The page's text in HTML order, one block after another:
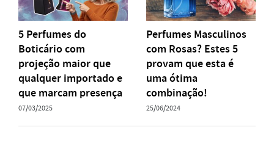
5 Perfumes do
Boticário com
projeção maior que
qualquer importado e
que marcam presença
07/03/2025
Perfumes Masculinos
com Rosas? Estes 5
provam que esta é
uma ótima
combinação!
25/06/2024